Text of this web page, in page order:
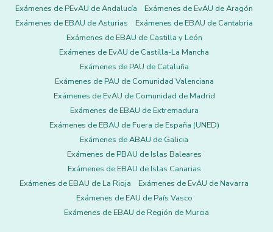
Exámenes de PEvAU de Andalucía
Exámenes de EvAU de Aragón
Exámenes de EBAU de Asturias
Exámenes de EBAU de Cantabria
Exámenes de EBAU de Castilla y León
Exámenes de EvAU de Castilla-La Mancha
Exámenes de PAU de Cataluña
Exámenes de PAU de Comunidad Valenciana
Exámenes de EvAU de Comunidad de Madrid
Exámenes de EBAU de Extremadura
Exámenes de EBAU de Fuera de España (UNED)
Exámenes de ABAU de Galicia
Exámenes de PBAU de Islas Baleares
Exámenes de EBAU de Islas Canarias
Exámenes de EBAU de La Rioja
Exámenes de EvAU de Navarra
Exámenes de EAU de País Vasco
Exámenes de EBAU de Región de Murcia